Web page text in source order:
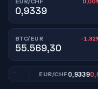
0,9339
BTC/EUR -
55.569,30
EUR/CHF0,9339